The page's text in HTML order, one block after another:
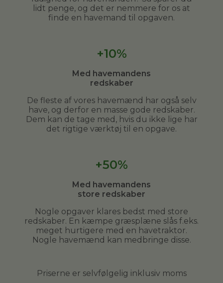
lidt penge, og det er nemmere for os at
finde en havemand til opgaven.
+10%
Med havemandens
redskaber
De fleste af vores havemænd har også selv
have, og derfor en masse gode redskaber.
Dem kan de tage med, hvis du ikke lige har
det rigtige værktøj til en opgave.
+50%
Med havemandens
store redskaber
Nogle opgaver klares bedst med store
redskaber. En kæmpe græsplæne slås f.eks.
meget hurtigere med en havetraktor.
Nogle havemænd kan medbringe disse.
Priserne er selvfølgelig inklusiv moms